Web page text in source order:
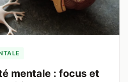
mentale : focus et